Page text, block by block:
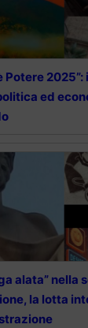
Potere
ed
alata” nella
la lotta